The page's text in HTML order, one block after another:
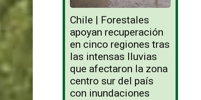
Chile | Forestales
apoyan recuperación
en cinco regiones tras
las intensas lluvias
que afectaron la zona
centro sur del país
con inundaciones